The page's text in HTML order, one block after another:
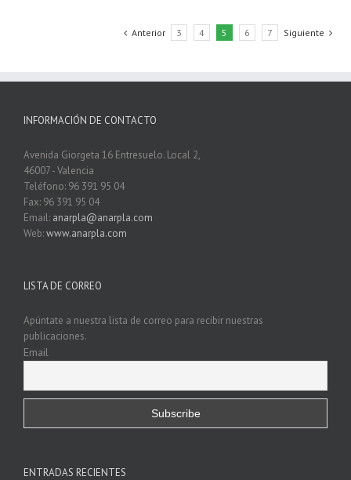
Anterior 3 4 5 6 7 Siguiente
INFORMACIÓN DE CONTACTO
Avenida Giorgeta 16 Entresuelo. Local 2,
46007 - Valencia
Teléfono: 96 391 95 04
Fax: 96 391 95 04
Email: anarpla@anarpla.com
Web:www.anarpla.com
LISTA DE CORREO
Apúntate a nuestra lista de correo para recibir nuestras
publicaciones.
Email
ENTRADAS RECIENTES